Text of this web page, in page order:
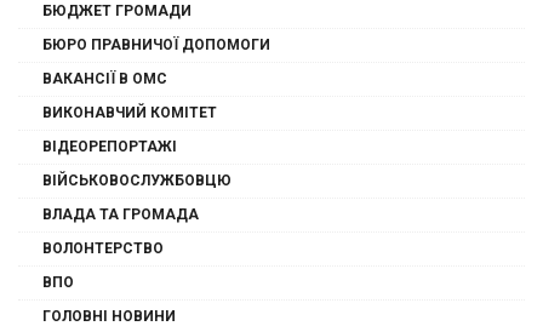
БЮДЖЕТ ГРОМАДИ
БЮРО ПРАВНИЧОЇ ДОПОМОГИ
ВАКАНСІЇ В ОМС
ВИКОНАВЧИЙ КОМІТЕТ
ВІДЕОРЕПОРТАЖІ
ВІЙСЬКОВОСЛУЖБОВЦЮ
ВЛАДА ТА ГРОМАДА
ВОЛОНТЕРСТВО
ВПО
ГОЛОВНІ НОВИНИ